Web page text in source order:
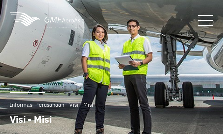
Informasi Perusahaan - Visi - Misi
Visi - Misi